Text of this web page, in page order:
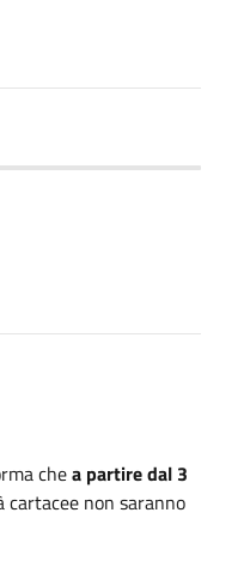
chea partire dal 3
non saranno